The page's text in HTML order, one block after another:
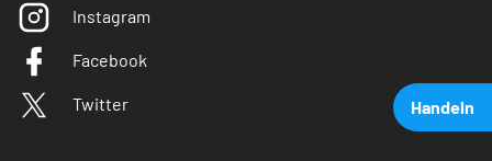
Handeln
Instagram
Facebook
Twitter